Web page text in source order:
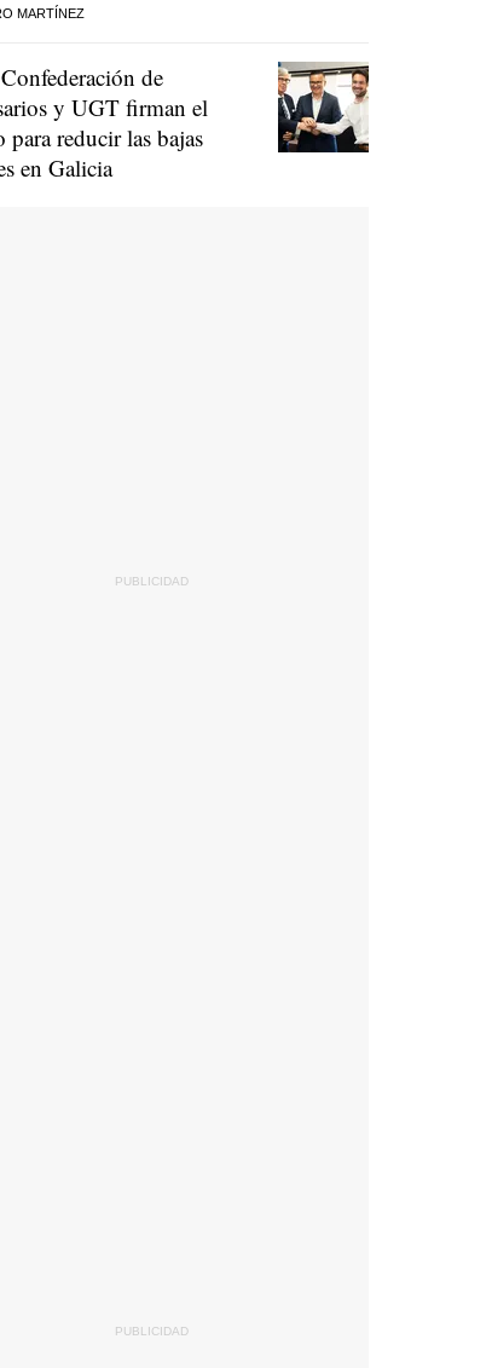
MARTÍNEZ
de
y UGT firman el
para reducir las bajas
en Galicia